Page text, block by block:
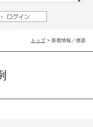
トップ > 新着情報／便器